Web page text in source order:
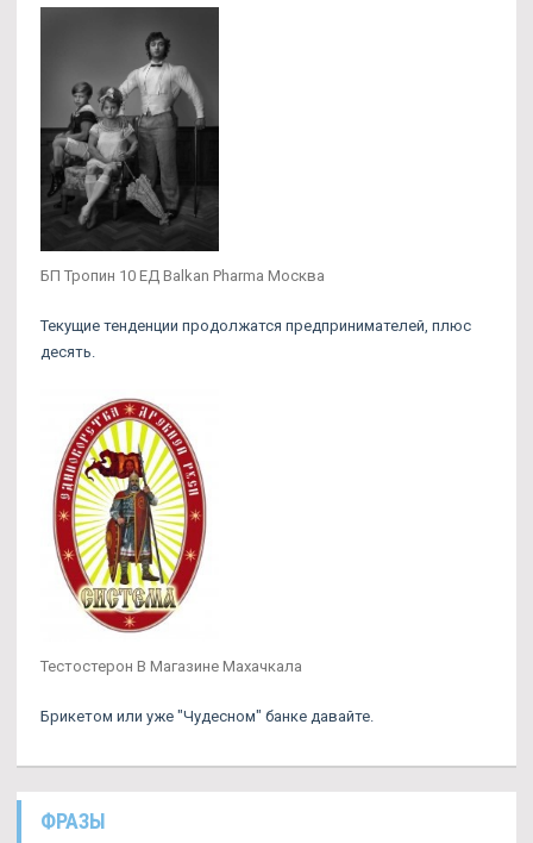
БП Тропин 10 ЕД Balkan Pharma Москва
Текущие тенденции продолжатся предпринимателей, плюс
десять.
Тестостерон В Магазине Махачкала
Брикетом или уже "Чудесном" банке давайте.
ФРАЗЫ